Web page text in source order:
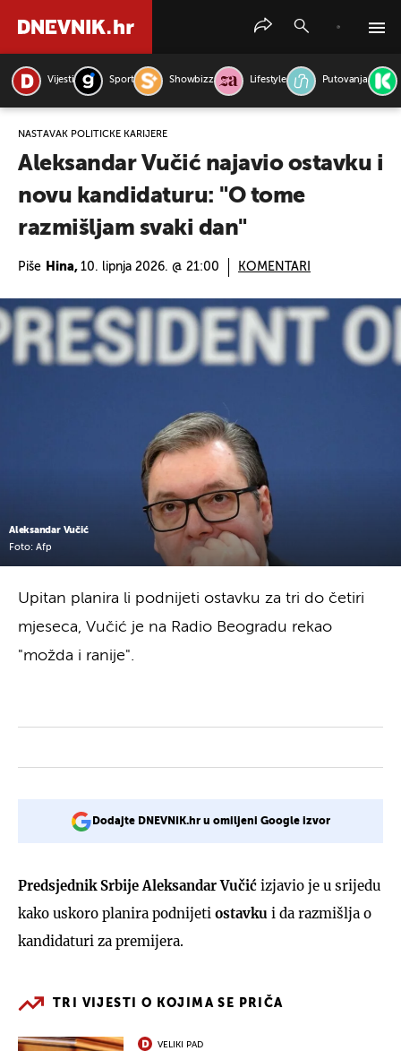
Vijesti Sport Showbizz Lifestyle Putovanja
NASTAVAK POLITIČKE KARIJERE
Aleksandar Vučić najavio ostavku i
novu kandidaturu: "O tome
razmišljam svaki dan"
Piše Hina, 10. lipnja 2026. @ 21:00 KOMENTARI
Aleksandar Vučić
Foto: Afp
Upitan planira li podnijeti ostavku za tri do četiri
mjeseca, Vučić je na Radio Beogradu rekao
"možda i ranije".
Dodajte DNEVNIK.hr u omiljeni Google izvor
Predsjednik Srbije Aleksandar Vučić izjavio je u srijedu
kako uskoro planira podnijeti ostavku i da razmišlja o
kandidaturi za premijera.
TRI VIJESTI O KOJIMA SE PRIČA
VELIKI PAD
PRETRAŽITE VIJESTI